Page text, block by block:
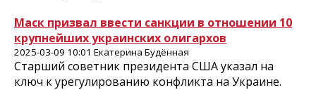
Маск призвал ввести санкции в отношении 10
крупнейших украинских олигархов
2025-03-09 10:01 Екатерина Будённая
Старший советник президента США указал на
ключ к урегулированию конфликта на Украине.